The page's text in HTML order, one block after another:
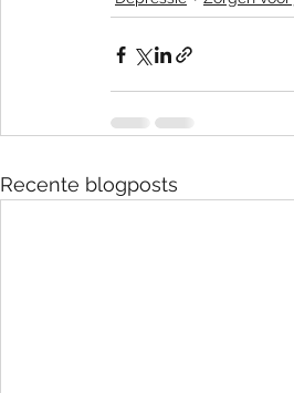
Recente blogposts